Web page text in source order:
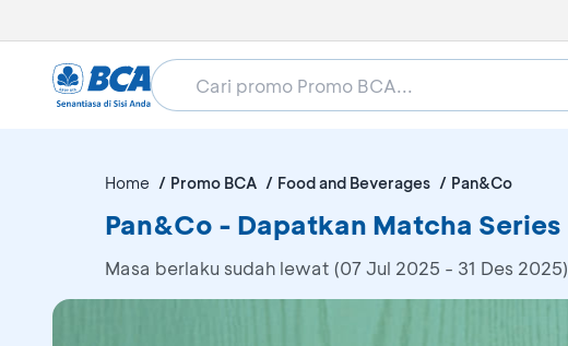
Home Promo BCA Food and Beverages Pan&Co
Pan&Co - Dapatkan Matcha Series
Masa berlaku sudah lewat (07 Jul 2025 - 31 Des 2025)